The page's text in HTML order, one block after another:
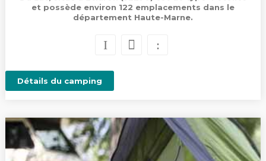
et possède environ 122 emplacements dans le
département Haute-Marne.
Détails du camping